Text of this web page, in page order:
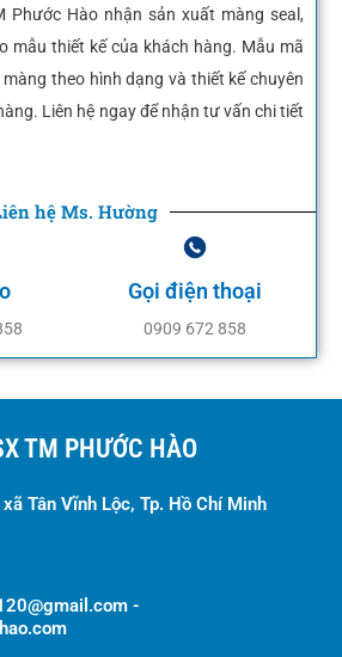
Phước Hào nhận sản xuất màng seal,
mẫu thiết kế của khách hàng. Mẫu mã
theo hình dạng và thiết kế chuyên
Liên hệ ngay để nhận tư vấn chi tiết
hệ Ms. Hường
Gọi điện thoại
0909 672 858
TM PHƯỚC HÀO
Tân Vĩnh Lộc, Tp. Hồ Chí Minh
-